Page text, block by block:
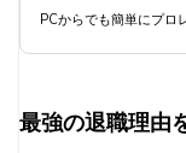
豊富な自己PR例
文で簡単作成 |
PCからでも簡単にプロ
最強の退職理由